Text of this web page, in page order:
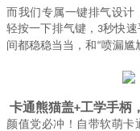
而我们专属一键排气设计
轻按一下排气键， 3秒快速
间都稳稳当当，和 “喷漏尴
卡通熊猫盖+工学手柄
颜值党必冲！自带软萌卡